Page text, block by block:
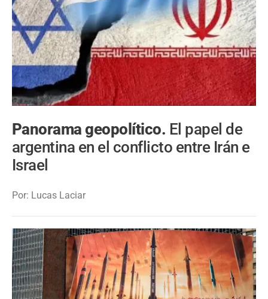
Panorama geopolítico. El papel de
argentina en el conflicto entre Irán e
Israel
Por: Lucas Laciar